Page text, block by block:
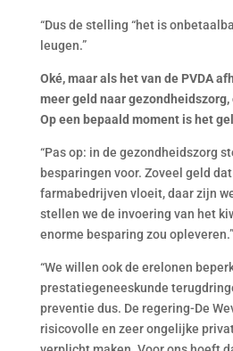
“Dus de stelling “het is
leugen.”
Oké, maar als het van de PVDA
meer geld naar
Op een bepaald moment is het
“Pas op: in de gezondheidszorg
besparingen voor. Zoveel geld
farmabedrijven vloeit, daar zijn
stellen we de invoering van het
enorme besparing zou opleveren.”
“We willen ook de erelonen
prestatiegeneeskunde
preventie dus. De regering-De
risicovolle en zeer ongelijke